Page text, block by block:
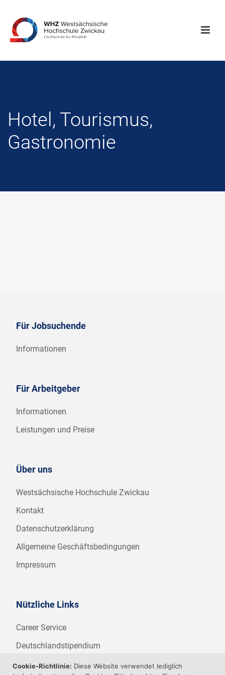
Hotel, Tourismus,
Gastronomie
Für Jobsuchende
Informationen
Für Arbeitgeber
Informationen
Leistungen und Preise
Über uns
Westsächsische Hochschule Zwickau
Kontakt
Datenschutzerklärung
Allgemeine Geschäftsbedingungen
Impressum
Nützliche Links
Career Service
Deutschlandstipendium
WHZ Firmenstipendium
Cookie-Richtlinie: Diese Website verwendet lediglich